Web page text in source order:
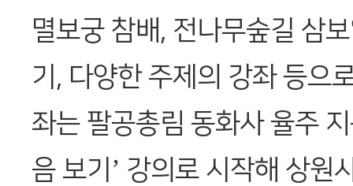
멸보궁 참배, 전나무숲길 삼
기, 다양한 주제의 강좌 등으
좌는 팔공총림 동화사 율주
음 보기’ 강의로 시작해 상원